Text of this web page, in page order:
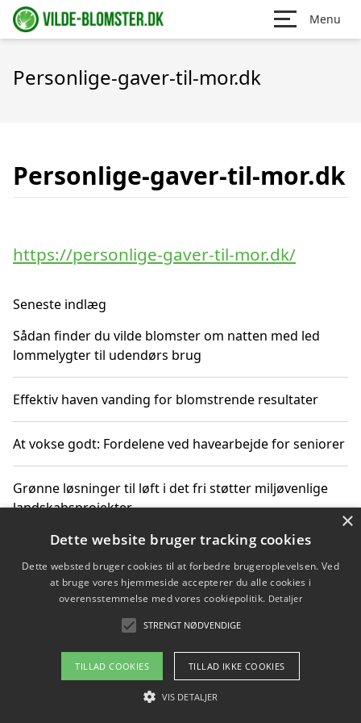
Menu
Personlige-gaver-til-mor.dk
Personlige-gaver-til-mor.dk
https://personlige-gaver-til-mor.dk/
Seneste indlæg
Sådan finder du vilde blomster om natten med led
lommelygter til udendørs brug
Effektiv haven vanding for blomstrende resultater
At vokse godt: Fordelene ved havearbejde for seniorer
Grønne løsninger til løft i det fri støtter miljøvenlige
landskabsprojekter
Gør haven til et frirum for familien og naturen
Copyright 2026 - Pilanto Aps
Om / kontakt
Blog Betingelser
×
Dette website bruger tracking cookies
Dette websted bruger cookies til at forbedre brugeroplevelsen. Ved
at bruge vores hjemmeside accepterer du alle cookies i
overensstemmelse med vores cookiepolitik. Detaljer
STRENGT NØDVENDIGE
TILLAD COOKIES TILLAD IKKE COOKIES
VIS DETALJER